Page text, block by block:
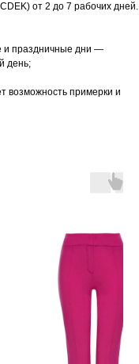
от 2 до 7 рабочих дней.
и праздничные дни —
день;
возможность примерки и